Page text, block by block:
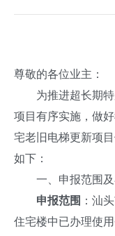
尊敬的各位业主：
为推进超长期特
项目有序实施，做
宅老旧电梯更新项
如下：
一、申报范围及
申报范围 ：汕
住宅楼中已办理使